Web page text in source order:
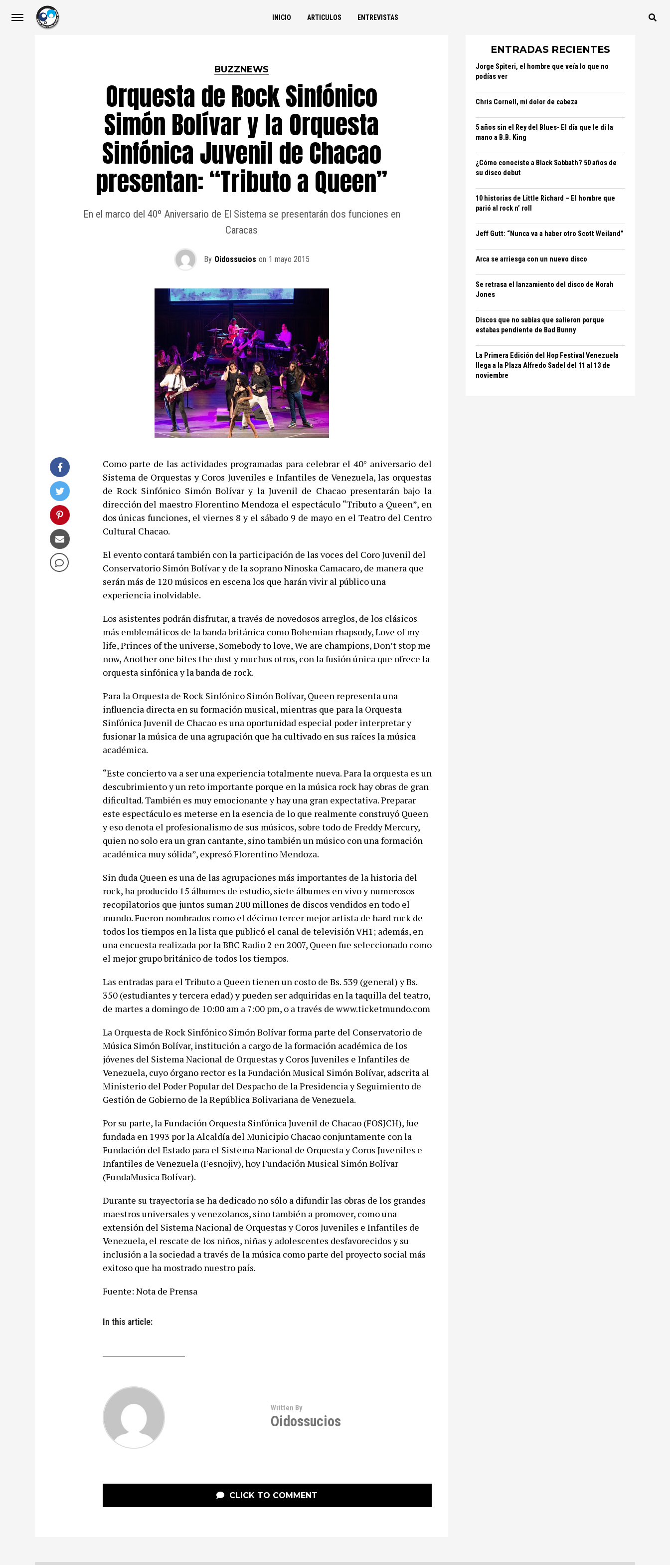
INICIO ARTICULOS ENTREVISTAS
BUZZNEWS
Orquesta de Rock Sinfónico
Simón Bolívar y la Orquesta
Sinfónica Juvenil de Chacao
presentan: “Tributo a Queen”
En el marco del 40º Aniversario de El Sistema se presentarán dos funciones en
Caracas
By Oidossucios on 1 mayo 2015
Como parte de las actividades programadas para celebrar el 40° aniversario del
Sistema de Orquestas y Coros Juveniles e Infantiles de Venezuela, las orquestas
de Rock Sinfónico Simón Bolívar y la Juvenil de Chacao presentarán bajo la
dirección del maestro Florentino Mendoza el espectáculo “Tributo a Queen”, en
dos únicas funciones, el viernes 8 y el sábado 9 de mayo en el Teatro del Centro
Cultural Chacao.
El evento contará también con la participación de las voces del Coro Juvenil del
Conservatorio Simón Bolívar y de la soprano Ninoska Camacaro, de manera que
serán más de 120 músicos en escena los que harán vivir al público una
experiencia inolvidable.
Los asistentes podrán disfrutar, a través de novedosos arreglos, de los clásicos
más emblemáticos de la banda británica como Bohemian rhapsody, Love of my
life, Princes of the universe, Somebody to love, We are champions, Don’t stop me
now, Another one bites the dust y muchos otros, con la fusión única que ofrece la
orquesta sinfónica y la banda de rock.
Para la Orquesta de Rock Sinfónico Simón Bolívar, Queen representa una
influencia directa en su formación musical, mientras que para la Orquesta
Sinfónica Juvenil de Chacao es una oportunidad especial poder interpretar y
fusionar la música de una agrupación que ha cultivado en sus raíces la música
académica.
“Este concierto va a ser una experiencia totalmente nueva. Para la orquesta es un
descubrimiento y un reto importante porque en la música rock hay obras de gran
dificultad. También es muy emocionante y hay una gran expectativa. Preparar
este espectáculo es meterse en la esencia de lo que realmente construyó Queen
y eso denota el profesionalismo de sus músicos, sobre todo de Freddy Mercury,
quien no solo era un gran cantante, sino también un músico con una formación
académica muy sólida”, expresó Florentino Mendoza.
Sin duda Queen es una de las agrupaciones más importantes de la historia del
rock, ha producido 15 álbumes de estudio, siete álbumes en vivo y numerosos
recopilatorios que juntos suman 200 millones de discos vendidos en todo el
mundo. Fueron nombrados como el décimo tercer mejor artista de hard rock de
todos los tiempos en la lista que publicó el canal de televisión VH1; además, en
una encuesta realizada por la BBC Radio 2 en 2007, Queen fue seleccionado como
el mejor grupo británico de todos los tiempos.
Las entradas para el Tributo a Queen tienen un costo de Bs. 539 (general) y Bs.
350 (estudiantes y tercera edad) y pueden ser adquiridas en la taquilla del teatro,
de martes a domingo de 10:00 am a 7:00 pm, o a través de www.ticketmundo.com
La Orquesta de Rock Sinfónico Simón Bolívar forma parte del Conservatorio de
Música Simón Bolívar, institución a cargo de la formación académica de los
jóvenes del Sistema Nacional de Orquestas y Coros Juveniles e Infantiles de
Venezuela, cuyo órgano rector es la Fundación Musical Simón Bolívar, adscrita al
Ministerio del Poder Popular del Despacho de la Presidencia y Seguimiento de
Gestión de Gobierno de la República Bolivariana de Venezuela.
Por su parte, la Fundación Orquesta Sinfónica Juvenil de Chacao (FOSJCH), fue
fundada en 1993 por la Alcaldía del Municipio Chacao conjuntamente con la
Fundación del Estado para el Sistema Nacional de Orquesta y Coros Juveniles e
Infantiles de Venezuela (Fesnojiv), hoy Fundación Musical Simón Bolívar
(FundaMusica Bolívar).
Durante su trayectoria se ha dedicado no sólo a difundir las obras de los grandes
maestros universales y venezolanos, sino también a promover, como una
extensión del Sistema Nacional de Orquestas y Coros Juveniles e Infantiles de
Venezuela, el rescate de los niños, niñas y adolescentes desfavorecidos y su
inclusión a la sociedad a través de la música como parte del proyecto social más
exitoso que ha mostrado nuestro país.
Fuente: Nota de Prensa
In this article:
Written By
Oidossucios
CLICK TO COMMENT
ENTRADAS RECIENTES
Jorge Spiteri, el hombre que veía lo que no
podías ver
Chris Cornell, mi dolor de cabeza
5 años sin el Rey del Blues- El día que le di la
mano a B.B. King
¿Cómo conociste a Black Sabbath? 50 años de
su disco debut
10 historias de Little Richard – El hombre que
parió al rock n’ roll
Jeff Gutt: “Nunca va a haber otro Scott Weiland”
Arca se arriesga con un nuevo disco
Se retrasa el lanzamiento del disco de Norah
Jones
Discos que no sabías que salieron porque
estabas pendiente de Bad Bunny
La Primera Edición del Hop Festival Venezuela
llega a la Plaza Alfredo Sadel del 11 al 13 de
noviembre